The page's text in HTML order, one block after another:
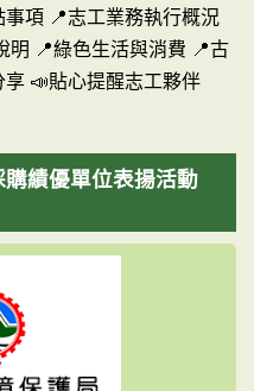
項 📍志工業務執行概況
明 📍綠色生活與消費 📍古
📣貼心提醒志工夥伴
績優單位表揚活動